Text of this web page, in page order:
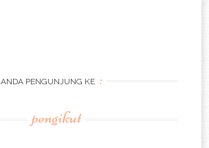
ANDA PENGUNJUNG KE :
pengikut